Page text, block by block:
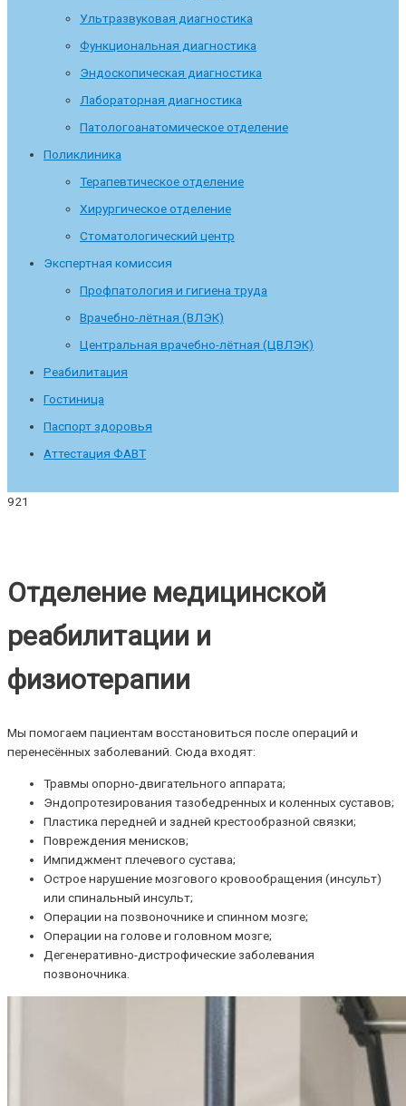
Ультразвуковая диагностика
Функциональная диагностика
Эндоскопическая диагностика
Лабораторная диагностика
Патологоанатомическое отделение
Поликлиника
Терапевтическое отделение
Хирургическое отделение
Стоматологический центр
Экспертная комиссия
Профпатология и гигиена труда
Врачебно-лётная (ВЛЭК)
Центральная врачебно-лётная (ЦВЛЭК)
Реабилитация
Гостиница
Паспорт здоровья
Аттестация ФАВТ
Отделение медицинской
реабилитации и
физиотерапии
Мы помогаем пациентам восстановиться после операций и
перенесённых заболеваний. Сюда входят:
Травмы опорно-двигательного аппарата;
Эндопротезирования тазобедренных и коленных суставов;
Пластика передней и задней крестообразной связки;
Повреждения менисков;
Импиджмент плечевого сустава;
Острое нарушение мозгового кровообращения (инсульт)
или спинальный инсульт;
Операции на позвоночнике и спинном мозге;
Операции на голове и головном мозге;
Дегенеративно-дистрофические заболевания
позвоночника.